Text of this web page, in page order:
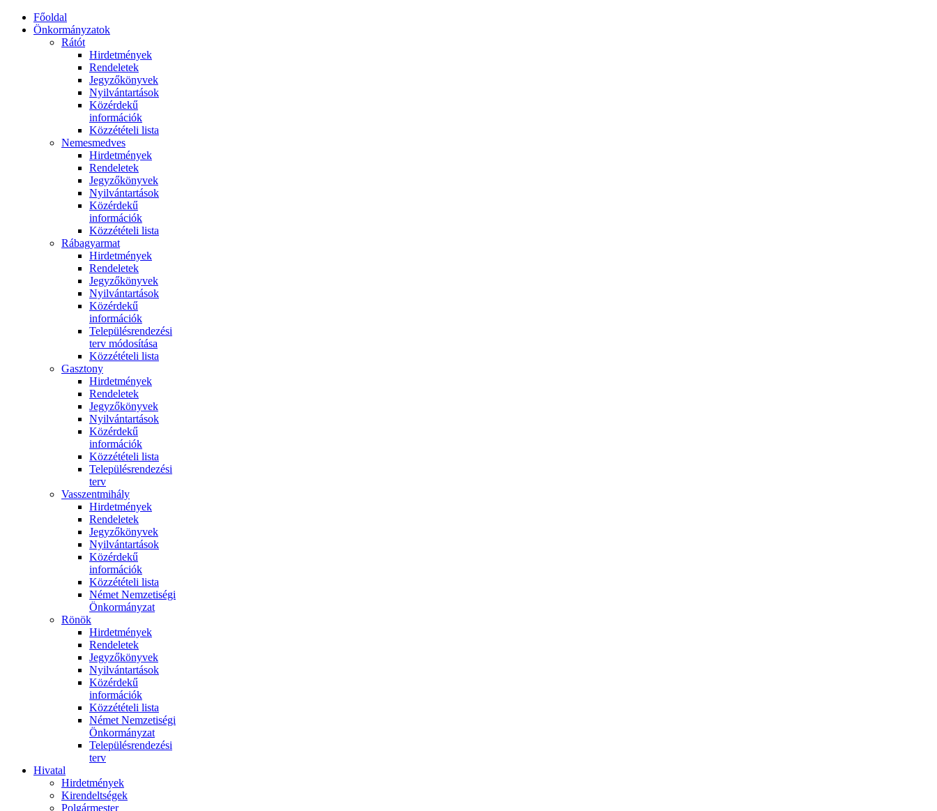
Főoldal
Önkormányzatok
Rátót
Hirdetmények
Rendeletek
Jegyzőkönyvek
Nyilvántartások
Közérdekű
információk
Közzétételi lista
Nemesmedves
Hirdetmények
Rendeletek
Jegyzőkönyvek
Nyilvántartások
Közérdekű
információk
Közzétételi lista
Rábagyarmat
Hirdetmények
Rendeletek
Jegyzőkönyvek
Nyilvántartások
Közérdekű
információk
Településrendezési
terv módosítása
Közzétételi lista
Gasztony
Hirdetmények
Rendeletek
Jegyzőkönyvek
Nyilvántartások
Közérdekű
információk
Közzétételi lista
Településrendezési
terv
Vasszentmihály
Hirdetmények
Rendeletek
Jegyzőkönyvek
Nyilvántartások
Közérdekű
információk
Közzétételi lista
Német Nemzetiségi
Önkormányzat
Rönök
Hirdetmények
Rendeletek
Jegyzőkönyvek
Nyilvántartások
Közérdekű
információk
Közzétételi lista
Német Nemzetiségi
Önkormányzat
Településrendezési
terv
Hivatal
Hirdetmények
Kirendeltségek
Polgármester